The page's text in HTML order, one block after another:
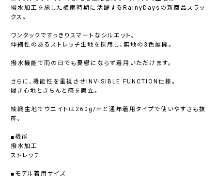
撥水加工を施した梅雨時期に活躍するRainyDaysの新商品スラッ
クス。
ワンタックですっきりスマートなシルエット。
伸縮性のあるストレッチ生地を採用し、無地の3色展開。
撥水機能で雨の日でも憂鬱にならず着用いただけます。
さらに、機能性を重視させINVISIBLE FUNCTION仕様。
履き心地ときちんと感を両立。
綾織生地でウエイトは260g/mと通年着用タイプで使いやすさも抜
群。
■機能
撥水加工
ストレッチ
■モデル着用サイズ